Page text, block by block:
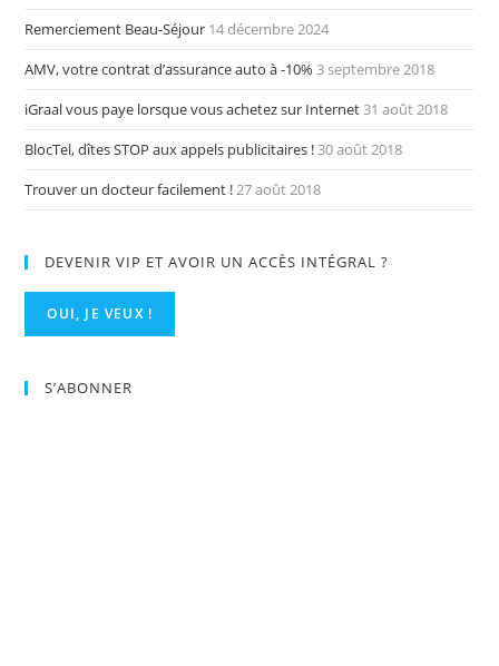
Remerciement Beau-Séjour 14 décembre 2024
AMV, votre contrat d’assurance auto à -10% 3 septembre 2018
iGraal vous paye lorsque vous achetez sur Internet31 août 2018
BlocTel, dîtes STOP aux appels publicitaires !30 août 2018
Trouver un docteur facilement !27 août 2018
DEVENIR VIP ET AVOIR UN ACCÈS INTÉGRAL ?
OUI, JE VEUX !
S’ABONNER